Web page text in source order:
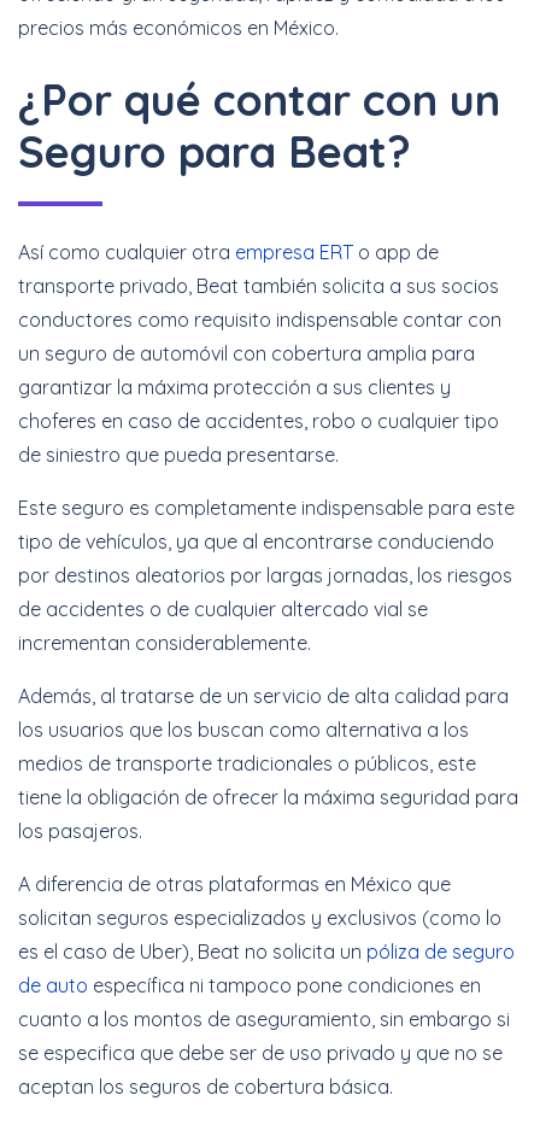
precios más económicos en México.
¿Por qué contar con un
Seguro para Beat?
Así como cualquier otra empresa ERT o app de
transporte privado, Beat también solicita a sus socios
conductores como requisito indispensable contar con
un seguro de automóvil con cobertura amplia para
garantizar la máxima protección a sus clientes y
choferes en caso de accidentes, robo o cualquier tipo
de siniestro que pueda presentarse.
Este seguro es completamente indispensable para este
tipo de vehículos, ya que al encontrarse conduciendo
por destinos aleatorios por largas jornadas, los riesgos
de accidentes o de cualquier altercado vial se
incrementan considerablemente.
Además, al tratarse de un servicio de alta calidad para
los usuarios que los buscan como alternativa a los
medios de transporte tradicionales o públicos, este
tiene la obligación de ofrecer la máxima seguridad para
los pasajeros.
A diferencia de otras plataformas en México que
solicitan seguros especializados y exclusivos (como lo
es el caso de Uber), Beat no solicita un póliza de seguro
de auto específica ni tampoco pone condiciones en
cuanto a los montos de aseguramiento, sin embargo si
se especifica que debe ser de uso privado y que no se
aceptan los seguros de cobertura básica.